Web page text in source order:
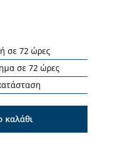
σε 72 ώρες
σε 72 ώρες
καλάθι